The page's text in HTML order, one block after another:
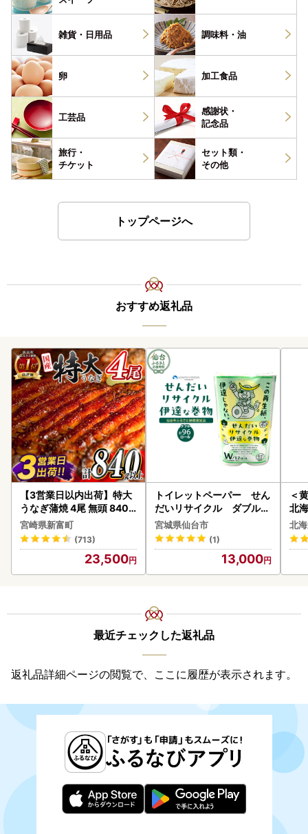
雑貨・ 日用品 調味料・ 油
卵 加工食品
工芸品
感謝状・
記念品
旅行・
チケット
セット類・
その他
トップページへ
おすすめ返礼品
【3営業日以内出荷】特大
うなぎ蒲焼 4尾 無頭 840g
以上 C388-840-3D
宮崎県新富町
(713)
23,500
トイレットペーパー せん
だいリサイクル ダブル9
6ロール｜トイレット
宮城県仙台市
(1)
13,000
＜
北
北
最近チェックした返礼品
返礼品詳細ページの閲覧で、ここに履歴が表示されます。